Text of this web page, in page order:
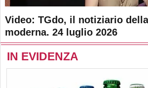
Video: TGdo, il notiziario
moderna. 24 luglio 2026
IN EVIDENZA